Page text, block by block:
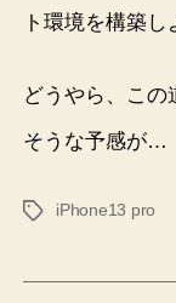
ト環境を構築
どうやら、この
そうな予感が…
タ
iPhone13 pro